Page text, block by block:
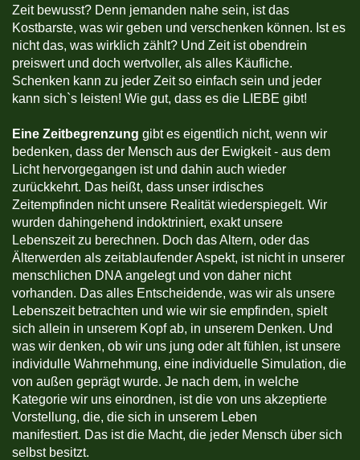
Zeit bewusst? Denn jemanden nahe sein, ist das
Kostbarste, was wir geben und verschenken können. Ist es
nicht das, was wirklich zählt? Und Zeit ist obendrein
preiswert und doch wertvoller, als alles Käufliche.
Schenken kann zu jeder Zeit so einfach sein und jeder
kann sich`s leisten! Wie gut, dass es die LIEBE gibt!
Eine Zeitbegrenzung gibt es eigentlich nicht, wenn wir
bedenken, dass der Mensch aus der Ewigkeit - aus dem
Licht hervorgegangen ist und dahin auch wieder
zurückkehrt. Das heißt, dass unser irdisches
Zeitempfinden nicht unsere Realität wiederspiegelt. Wir
wurden dahingehend indoktriniert, exakt unsere
Lebenszeit zu berechnen. Doch das Altern, oder das
Älterwerden als zeitablaufender Aspekt, ist nicht in unserer
menschlichen DNA angelegt und von daher nicht
vorhanden. Das alles Entscheidende, was wir als unsere
Lebenszeit betrachten und wie wir sie empfinden, spielt
sich allein in unserem Kopf ab, in unserem Denken. Und
was wir denken, ob wir uns jung oder alt fühlen, ist unsere
individulle Wahrnehmung, eine individuelle Simulation, die
von außen geprägt wurde. Je nach dem, in welche
Kategorie wir uns einordnen, ist die von uns akzeptierte
Vorstellung, die, die sich in unserem Leben
manifestiert. Das ist die Macht, die jeder Mensch über sich
selbst besitzt.